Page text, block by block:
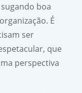
boa
É
ser
que
perspectiva